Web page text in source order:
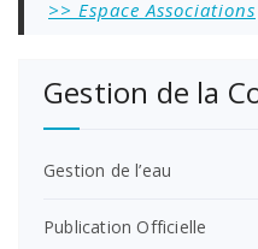
>> Espace Associations
Gestion de la
Gestion de l’eau
Publication Officielle